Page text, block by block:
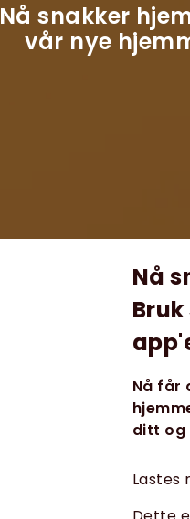
Nå snakker
vår nye
Nå
Nå får
ditt og
Lastes